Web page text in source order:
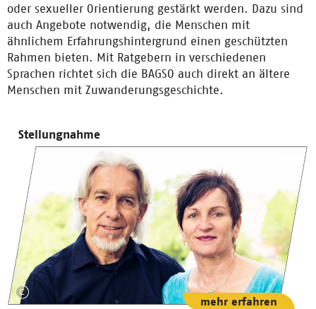
oder sexueller Orientierung gestärkt werden. Dazu sind
auch Angebote notwendig, die Menschen mit
ähnlichem Erfahrungshintergrund einen geschützten
Rahmen bieten. Mit Ratgebern in verschiedenen
Sprachen richtet sich die BAGSO auch direkt an ältere
Menschen mit Zuwanderungsgeschichte.
Stellungnahme
mehr erfahren